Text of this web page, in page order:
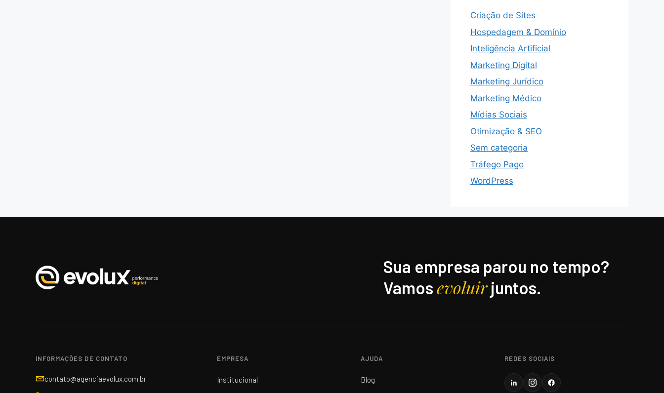
Criação de Sites
Hospedagem & Domínio
Inteligência Artificial
Marketing Digital
Marketing Jurídico
Marketing Médico
Mídias Sociais
Otimização & SEO
Sem categoria
Tráfego Pago
WordPress
Sua empresa parou no tempo?
Vamosevoluirjuntos.
INFORMAÇÕES DE CONTATO
contato@agenciaevolux.com.br
EMPRESA
Institucional
AJUDA
Blog
REDES SOCIAIS